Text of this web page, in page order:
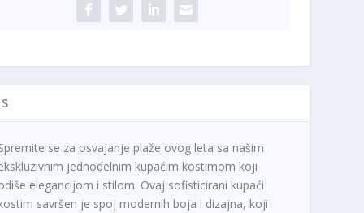
se za osvajanje plaže ovog leta sa našim
jednodelnim kupaćim kostimom koji
elegancijom i stilom. Ovaj sofisticirani kupaći
savršen je spoj modernih boja i dizajna, koji